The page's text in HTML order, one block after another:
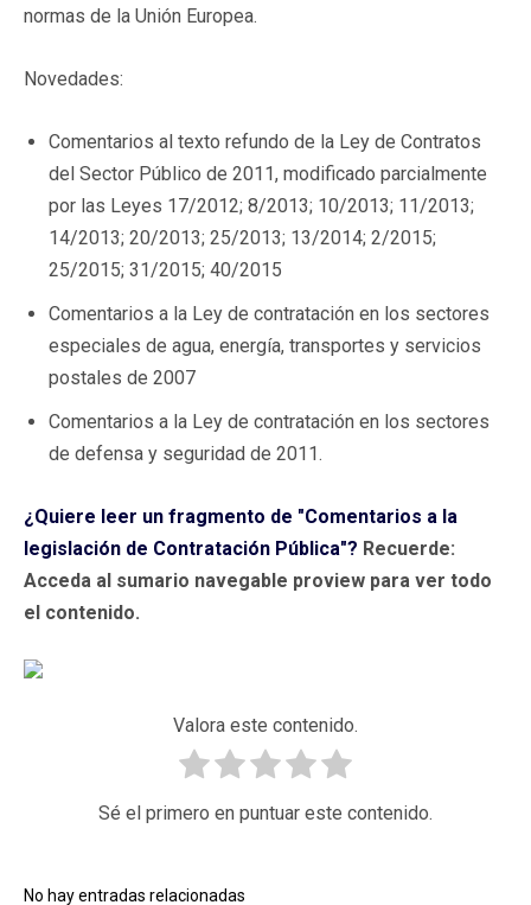
normas de la Unión Europea.
Novedades:
Comentarios al texto refundo de la Ley de Contratos
del Sector Público de 2011, modificado parcialmente
por las Leyes 17/2012; 8/2013; 10/2013; 11/2013;
14/2013; 20/2013; 25/2013; 13/2014; 2/2015;
25/2015; 31/2015; 40/2015
Comentarios a la Ley de contratación en los sectores
especiales de agua, energía, transportes y servicios
postales de 2007
Comentarios a la Ley de contratación en los sectores
de defensa y seguridad de 2011.
¿Quiere leer un fragmento de "Comentarios a la
legislación de Contratación Pública"? Recuerde:
Acceda al sumario navegable proview para ver todo
el contenido.
Valora este contenido.
Sé el primero en puntuar este contenido.
No hay entradas relacionadas